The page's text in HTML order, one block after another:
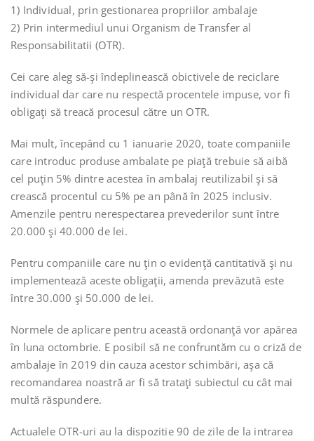
1) Individual, prin gestionarea propriilor ambalaje
2) Prin intermediul unui Organism de Transfer al
Responsabilitatii (OTR).
Cei care aleg să-şi îndeplinească obictivele de reciclare
individual dar care nu respectă procentele impuse, vor fi
obligaţi să treacă procesul către un OTR.
Mai mult, începând cu 1 ianuarie 2020, toate companiile
care introduc produse ambalate pe piaţă trebuie să aibă
cel puţin 5% dintre acestea în ambalaj reutilizabil şi să
crească procentul cu 5% pe an până în 2025 inclusiv.
Amenzile pentru nerespectarea prevederilor sunt între
20.000 şi 40.000 de lei.
Pentru companiile care nu ţin o evidenţă cantitativă şi nu
implementează aceste obligaţii, amenda prevăzută este
între 30.000 şi 50.000 de lei.
Normele de aplicare pentru această ordonanţă vor apărea
în luna octombrie. E posibil să ne confruntăm cu o criză de
ambalaje în 2019 din cauza acestor schimbări, aşa că
recomandarea noastră ar fi să trataţi subiectul cu cât mai
multă răspundere.
Actualele OTR-uri au la dispozitie 90 de zile de la intrarea